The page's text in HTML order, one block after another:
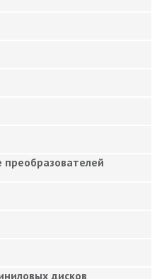
дисков